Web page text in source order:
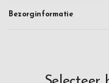
Bezorginformatie